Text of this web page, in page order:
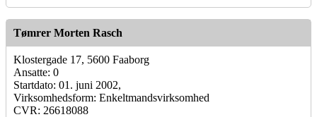
Tømrer Morten Rasch
Klostergade 17, 5600 Faaborg
Ansatte: 0
Startdato: 01. juni 2002,
Virksomhedsform: Enkeltmandsvirksomhed
CVR: 26618088